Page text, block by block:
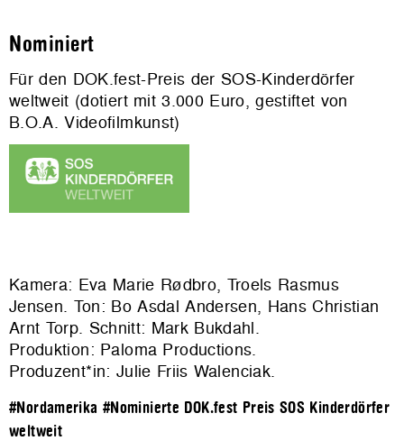
Nominiert
Für den DOK.fest-Preis der SOS-Kinderdörfer
weltweit (dotiert mit 3.000 Euro, gestiftet von
B.O.A. Videofilmkunst)
Kamera: Eva Marie Rødbro, Troels Rasmus
Jensen. Ton: Bo Asdal Andersen, Hans Christian
Arnt Torp. Schnitt: Mark Bukdahl.
Produktion: Paloma Productions.
Produzent*in: Julie Friis Walenciak.
#Nordamerika #Nominierte DOK.fest Preis SOS Kinderdörfer
weltweit